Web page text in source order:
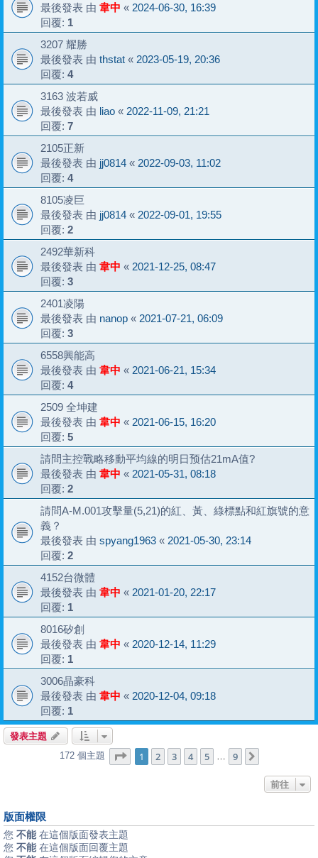
最後發表 由 韋中 « 2024-06-30, 16:39
回覆: 1
3207 耀勝
最後發表 由 thstat « 2023-05-19, 20:36
回覆: 4
3163 波若威
最後發表 由 liao « 2022-11-09, 21:21
回覆: 7
2105正新
最後發表 由 jj0814 « 2022-09-03, 11:02
回覆: 4
8105凌巨
最後發表 由 jj0814 « 2022-09-01, 19:55
回覆: 2
2492華新科
最後發表 由 韋中 « 2021-12-25, 08:47
回覆: 3
2401凌陽
最後發表 由 nanop « 2021-07-21, 06:09
回覆: 3
6558興能高
最後發表 由 韋中 « 2021-06-21, 15:34
回覆: 4
2509 全坤建
最後發表 由 韋中 « 2021-06-15, 16:20
回覆: 5
請問主控戰略移動平均線的明日预估21mA值?
最後發表 由 韋中 « 2021-05-31, 08:18
回覆: 2
請問A-M.001攻擊量(5,21)的紅、黃、綠標點和紅旗號的意
義？
最後發表 由 spyang1963 « 2021-05-30, 23:14
回覆: 2
4152台微體
最後發表 由 韋中 « 2021-01-20, 22:17
回覆: 1
8016矽創
最後發表 由 韋中 « 2020-12-14, 11:29
回覆: 1
3006晶豪科
最後發表 由 韋中 « 2020-12-04, 09:18
回覆: 1
發表主題
172 個主題 第 1 頁 (共 9頁)
1 2 3 4 5 … 9
前往
版面權限
您 不能在這個版面發表主題
您 不能在這個版面回覆主題